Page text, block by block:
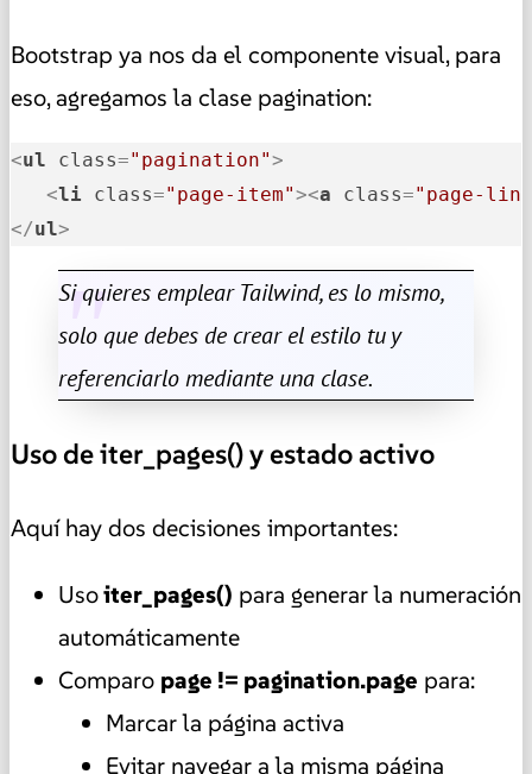
Bootstrap ya nos da el componente visual, para
eso, agregamos la clase pagination:
<ul class="pagination">
<li class="page-item"><a class="page-
</ul>
Si quieres emplear Tailwind, es lo mismo,
solo que debes de crear el estilo tu y
referenciarlo mediante una clase.
Uso de iter_pages() y estado activo
Aquí hay dos decisiones importantes:
Usoiter_pages() para generar la numeración
automáticamente
Comparo page != pagination.page para:
Marcar la página activa
Evitar navegar a la misma página